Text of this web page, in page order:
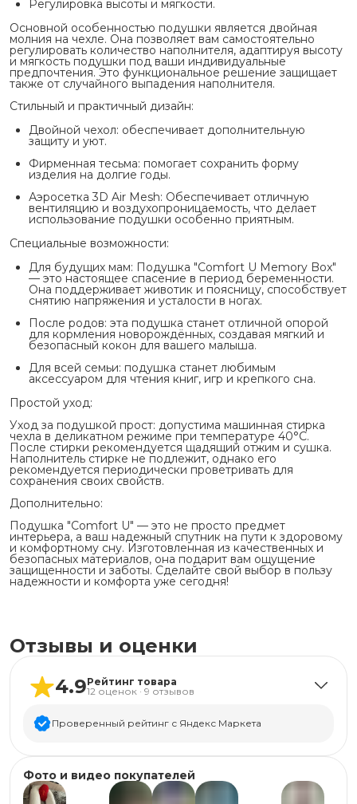
Регулировка высоты и мягкости.
Основной особенностью подушки является двойная
молния на чехле. Она позволяет вам самостоятельно
регулировать количество наполнителя, адаптируя высоту
и мягкость подушки под ваши индивидуальные
предпочтения. Это функциональное решение защищает
также от случайного выпадения наполнителя.
Стильный и практичный дизайн:
Двойной чехол: обеспечивает дополнительную
защиту и уют.
Фирменная тесьма: помогает сохранить форму
изделия на долгие годы.
Аэросетка 3D Air Mesh: Обеспечивает отличную
вентиляцию и воздухопроницаемость, что делает
использование подушки особенно приятным.
Специальные возможности:
Для будущих мам: Подушка "Comfort U Memory Box"
— это настоящее спасение в период беременности.
Она поддерживает животик и поясницу, способствует
снятию напряжения и усталости в ногах.
После родов: эта подушка станет отличной опорой
для кормления новорождённых, создавая мягкий и
безопасный кокон для вашего малыша.
Для всей семьи: подушка станет любимым
аксессуаром для чтения книг, игр и крепкого сна.
Простой уход:
Уход за подушкой прост: допустима машинная стирка
чехла в деликатном режиме при температуре 40°C.
После стирки рекомендуется щадящий отжим и сушка.
Наполнитель стирке не подлежит, однако его
рекомендуется периодически проветривать для
сохранения своих свойств.
Дополнительно:
Подушка "Comfort U" — это не просто предмет
интерьера, а ваш надежный спутник на пути к здоровому
и комфортному сну. Изготовленная из качественных и
безопасных материалов, она подарит вам ощущение
защищенности и заботы. Сделайте свой выбор в пользу
надежности и комфорта уже сегодня!
Отзывы и оценки
4.9Рейтинг товара
12 оценок · 9 отзывов
Проверенный рейтинг с Яндекс Маркета
звёзд
11
4 звезды
Фото и видео покупателей